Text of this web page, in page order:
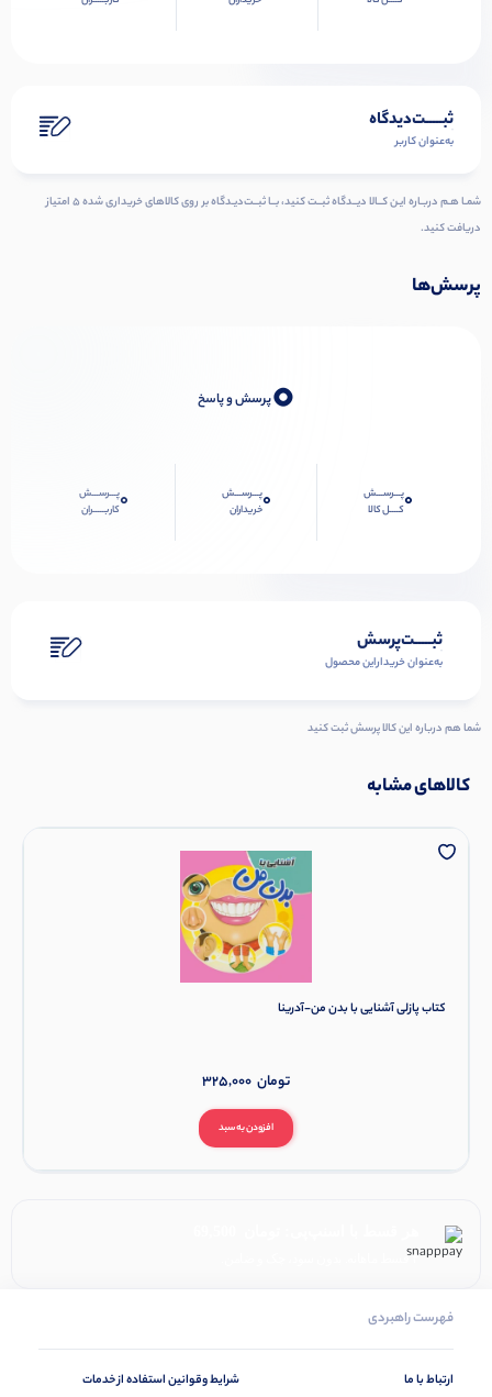
ثبـــــت‌دیدگاه
به‌عنوان کاربر
شمـا هـم دربـاره ایـن کــالا دیــدگاه ثبــت کنید، بــا ثبــت‌دیـدگاه بر روی کالاهای خریداری شده ۵ امتیاز
دریافت کنید.
پرسش‌ها
0پرسش و پاسخ
0پـــرســـش
کــــل کالا
0پـــرســـش
خریداران
0پـــرســـش
کاربـــــران
ثبـــــت‌پرسش
به‌عنوان ‌خریدار‌این‌ محصول
شما هم درباره این کالا پرسش ثبت کنید
کالاهای مشابه
کتاب پازلی آشنایی با بدن من-آدرینا
افزودن به سبد
325,000 تومان
۴ قسط ماهانه. بدون سود، چک و ضامن.
فهرست راهبردی
ارتباط با ما
شرایط وقوانین استفاده از خدمات